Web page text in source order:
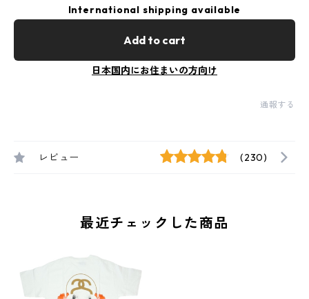
International shipping available
Add to cart
日本国内にお住まいの方向け
通報する
レビュー (230)
最近チェックした商品